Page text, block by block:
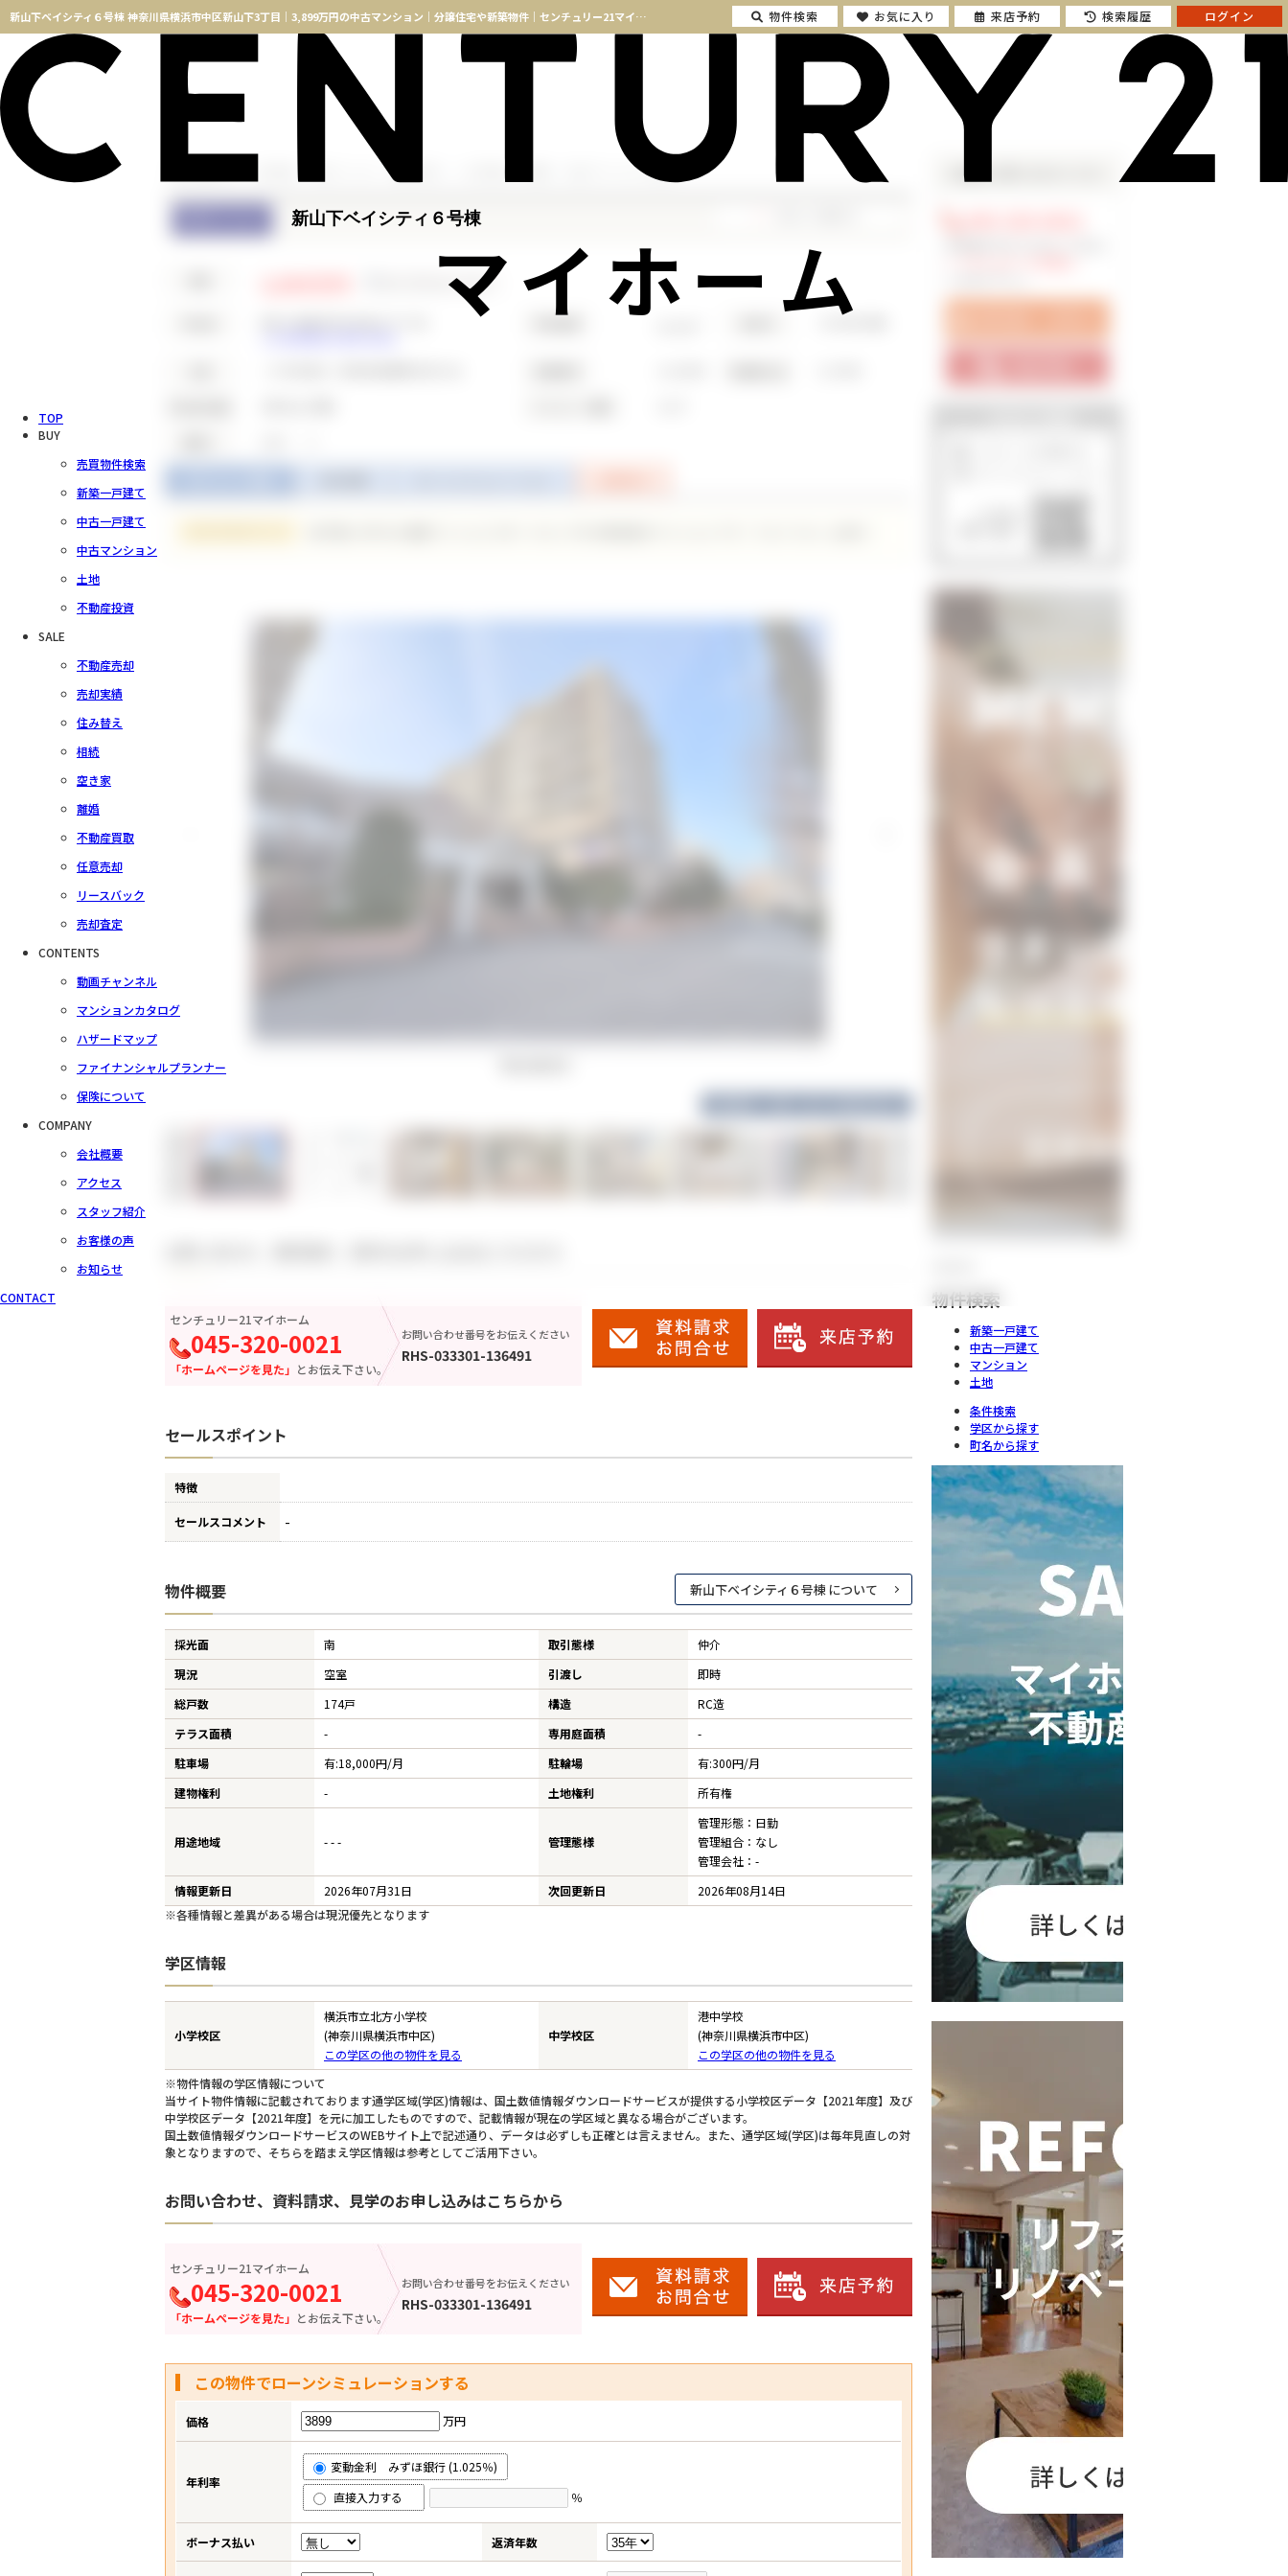
新山下ベイシティ６号棟 神奈川県横浜市中区新山下3丁目｜3,899万円の中古マンション｜分譲住宅や新築物件｜センチュリー21マイホーム
マイホーム
TOP
BUY
売買物件検索
新築一戸建て
中古一戸建て
中古マンション
土地
不動産投資
SALE
不動産売却
売却実績
住み替え
相続
空き家
離婚
不動産買取
任意売却
リースバック
売却査定
CONTENTS
動画チャンネル
マンションカタログ
ハザードマップ
ファイナンシャルプランナー
保険について
COMPANY
会社概要
アクセス
スタッフ紹介
お客様の声
お知らせ
CONTACT
新山下ベイシティ６号棟
新山下ベイシティ６号棟
センチュリー21マイホーム
045-320-0021
「ホームページを見た」 とお伝え下さい。
お問い合わせ番号をお伝えください
RHS-033301-136491
セールスポイント
特徴
セールスコメント -
物件概要 新山下ベイシティ６号棟
採光面 南 取引態様
仲介
現況
空室 引渡し
即時
総戸数
174戸 構造
RC造
テラス面積
- 専用庭面積
-
駐車場
有:18,000円/月 駐輪場
有:300円/月
建物権利
- 土地権利 所有権
用途地域 - - - 管理態様
管理形態：日勤
管理組合：なし
管理会社：-
情報更新日
2026年07月31日 次回更新日
2026年08月14日
※各種情報と差異がある場合は現況優先となります
学区情報
小学校区
横浜市立北方小学校
(神奈川県横浜市中区)
この学区の他の物件を見る
中学校区
港中学校
(神奈川県横浜市中区)
この学区の他の物件を見る
※物件情報の学区情報について
当サイト物件情報に記載されております通学区域(学区)情報は、国土数値情報ダウンロードサービスが提供する小学校区データ【2021年度】及び
中学校区データ【2021年度】を元に加工したものですので、記載情報が現在の学区域と異なる場合がございます。
国土数値情報ダウンロードサービスのWEBサイト上で記述通り、データは必ずしも正確とは言えません。また、通学区域(学区)は毎年見直しの対
象となりますので、そちらを踏まえ学区情報は参考としてご活用下さい。
お問い合わせ、資料請求、見学のお申し込みはこちらから
センチュリー21マイホーム
045-320-0021
「ホームページを見た」 とお伝え下さい。
お問い合わせ番号をお伝えください
RHS-033301-136491
この物件でローンシミュレーションする
価格 万円
年利率
変動金利 みずほ銀行 (1.025％)
直接入力する
％
ボーナス払い 返済年数
お気軽にお問い合わせください
物件検索
新築一戸建て
中古一戸建て
マンション
土地
条件検索
学区から探す
町名から探す
物件検索 お気に入り 来店予約 検索履歴 ログイン